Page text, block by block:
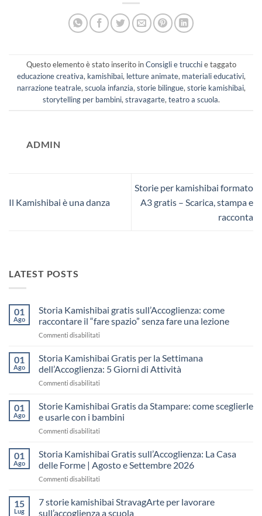
Questo elemento è stato inserito inConsigli e trucchie taggato
educazione creativa, kamishibai, letture animate, materiali educativi,
narrazione teatrale, scuola infanzia, storie bilingue, storie kamishibai,
storytelling per bambini, stravagarte, teatro a scuola.
ADMIN
Il Kamishibai è una danza
Storie per kamishibai formato
A3 gratis – Scarica, stampa e
racconta
LATEST POSTS
01
Ago
Storia Kamishibai gratis sull’Accoglienza: come
raccontare il “fare spazio” senza fare una lezione
Commenti disabilitati
Kamishibai
gratis
sull’Accoglienza:
il
“fare
una
lezione
01
Ago
Storia Kamishibai Gratis per la Settimana
dell’Accoglienza: 5 Giorni di Attività
Commenti disabilitati
Kamishibai
Gratis
per
dell’Accoglienza:
Giorni
01
Ago
Storie Kamishibai Gratis da Stampare: come sceglierle
e usarle con i bambini
Commenti disabilitati
Kamishibai
Gratis
da
sceglierle
01
Ago
Storia Kamishibai Gratis sull’Accoglienza: La Casa
delle Forme | Agosto e Settembre 2026
Commenti disabilitati
Kamishibai
Gratis
15
Lug
7 storie kamishibai StravagArte per lavorare
sull’accoglienza a scuola